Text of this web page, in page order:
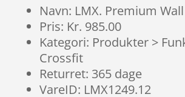
Navn: LMX. Premium
Pris: Kr. 985.00
Kategori: Produkter >
Crossfit
Returret: 365 dage
VareID: LMX1249.12